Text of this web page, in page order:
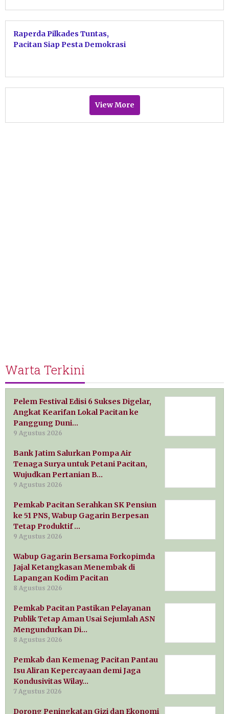
Raperda Pilkades Tuntas,
Pacitan Siap Pesta Demokrasi
View More
Warta Terkini
Pelem Festival Edisi 6 Sukses Digelar,
Angkat Kearifan Lokal Pacitan ke
Panggung Duni…
9 Agustus 2026
Bank Jatim Salurkan Pompa Air
Tenaga Surya untuk Petani Pacitan,
Wujudkan Pertanian B…
9 Agustus 2026
Pemkab Pacitan Serahkan SK Pensiun
ke 51 PNS, Wabup Gagarin Berpesan
Tetap Produktif …
9 Agustus 2026
Wabup Gagarin Bersama Forkopimda
Jajal Ketangkasan Menembak di
Lapangan Kodim Pacitan
8 Agustus 2026
Pemkab Pacitan Pastikan Pelayanan
Publik Tetap Aman Usai Sejumlah ASN
Mengundurkan Di…
8 Agustus 2026
Pemkab dan Kemenag Pacitan Pantau
Isu Aliran Kepercayaan demi Jaga
Kondusivitas Wilay…
7 Agustus 2026
Dorong Peningkatan Gizi dan Ekonomi